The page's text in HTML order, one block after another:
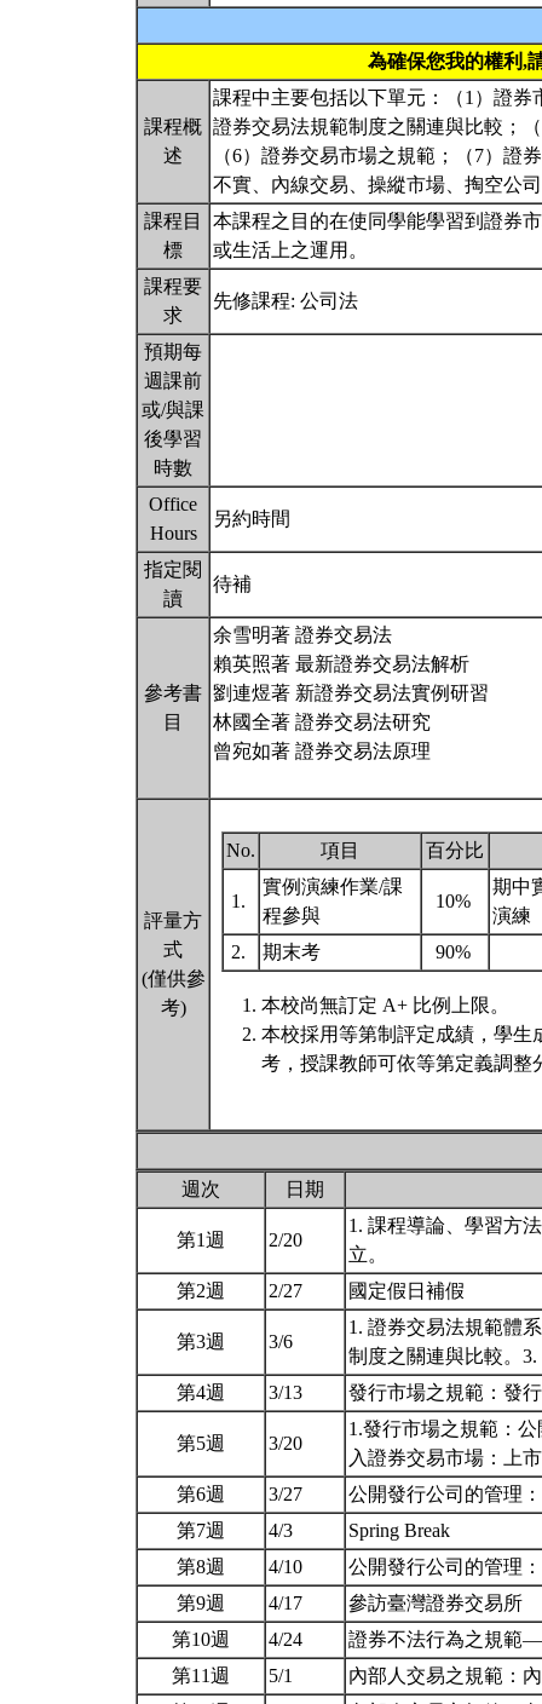
為確保您我的權利,
課程概
述
課程中主要包括以下單元：（1）證
證券交易法規範制度之關連與比較；
（6）證券交易市場之規範；（7）證
不實、內線交易、操縱市場、掏空公
課程目
標
本課程之目的在使同學能學習到證券
或生活上之運用。
課程要
求
先修課程: 公司法
預期每
週課前
或/與課
後學習
時數
Office
Hours
另約時間
指定閱
讀
待補
參考書
目
余雪明著 證券交易法
賴英照著 最新證券交易法解析
劉連煜著 新證券交易法實例研習
林國全著 證券交易法研究
曾宛如著 證券交易法原理
評量方
式
(僅供參
考)
No. 項目 百分比
1.
實例演練作業/課
程參與
10%
期中
演練
2.
期末考 90%
本校尚無訂定 A+ 比例上限。
本校採用等第制評定成績，學生
考，授課教師可依等第定義調整
週次 日期
第1週 2/20
1. 課程導論、學習方
立。
第2週
2/27 國定假日補假
第3週 3/6
1. 證券交易法規範體
制度之關連與比較。
第4週
3/13 發行市場之規範：發
第5週 3/20
1.發行市場之規範：
入證券交易市場：上
第6週
3/27
公開發行公司的管理
第7週
4/3
Spring Break
第8週
4/10
公開發行公司的管理
第9週
4/17
參訪臺灣證券交易所
第10週
4/24
證券不法行為之規範
第11週
5/1
內部人交易之規範：